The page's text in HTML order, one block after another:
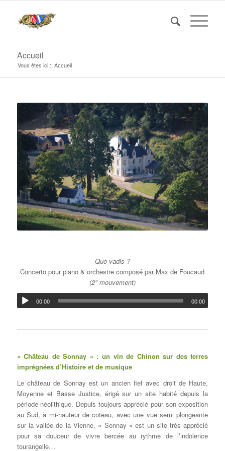
Accueil
Vous êtes ici : Accueil
Quo vadis ?
Concerto pour piano & orchestre composé par Max de Foucaud
(2° mouvement)
00:00 00:00
« Château de Sonnay » : un vin de Chinon sur des terres
imprégnées d’Histoire et de musique
Le château de Sonnay est un ancien fief avec droit de Haute,
Moyenne et Basse Justice, érigé sur un site habité depuis la
période néolithique. Depuis toujours apprécié pour son exposition
au Sud, à mi-hauteur de coteau, avec une vue semi plongeante
sur la vallée de la Vienne, « Sonnay » est un site très apprécié
pour sa douceur de vivre bercée au rythme de l’indolence
tourangelle…